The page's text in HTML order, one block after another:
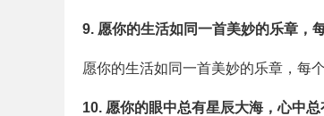
9. 愿你的生活如同一首美妙的乐章，
愿你的生活如同一首美妙的乐章，每
10. 愿你的眼中总有星辰大海，心中总